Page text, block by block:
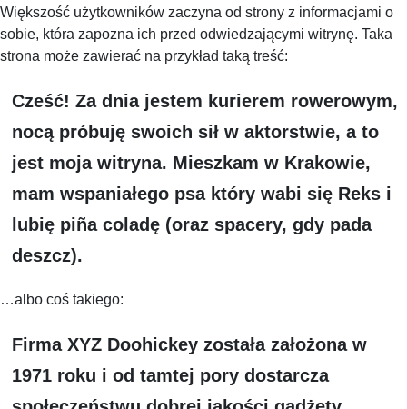
Większość użytkowników zaczyna od strony z informacjami o
sobie, która zapozna ich przed odwiedzającymi witrynę. Taka
strona może zawierać na przykład taką treść:
Cześć! Za dnia jestem kurierem rowerowym,
nocą próbuję swoich sił w aktorstwie, a to
jest moja witryna. Mieszkam w Krakowie,
mam wspaniałego psa który wabi się Reks i
lubię piña coladę (oraz spacery, gdy pada
deszcz).
…albo coś takiego:
Firma XYZ Doohickey została założona w
1971 roku i od tamtej pory dostarcza